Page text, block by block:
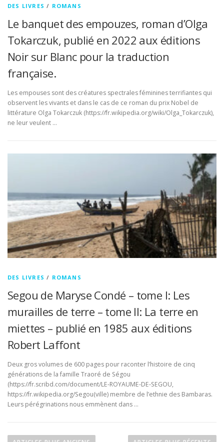
DES LIVRES / ROMANS
Le banquet des empouzes, roman d’Olga
Tokarczuk, publié en 2022 aux éditions
Noir sur Blanc pour la traduction
française.
Les empouses sont des créatures spectrales féminines terrifiantes qui
observent les vivants et dans le cas de ce roman du prix Nobel de
littérature Olga Tokarczuk (https://fr.wikipedia.org/wiki/Olga_Tokarczuk),
ne leur veulent …
DES LIVRES / ROMANS
Segou de Maryse Condé – tome I: Les
murailles de terre – tome II: La terre en
miettes – publié en 1985 aux éditions
Robert Laffont
Deux gros volumes de 600 pages pour raconter l’histoire de cinq
générations de la famille Traoré de Ségou
(https://fr.scribd.com/document/LE-ROYAUME-DE-SEGOU,
https://fr.wikipedia.org/Segou(ville) membre de l’ethnie des Bambaras.
Leurs pérégrinations nous emmènent dans …